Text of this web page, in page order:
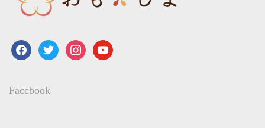
facebooktwitter instagramyoutube
Facebook